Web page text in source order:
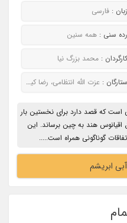
زبان : فارسی
رده سنی : همه سنین
کارگردان : محمد بزرگ نیا
ستارگان : عزت الله انتظامی، رضا کیانیان، بهرام رادان، داریوش ارجمند
است که قصد دارد برای نخستین بار
اقیانوس هند به چین برساند. این
گوناگونی همراه است.....
آبی ابریشم